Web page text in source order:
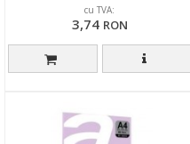
cu TVA:
3,74 RON